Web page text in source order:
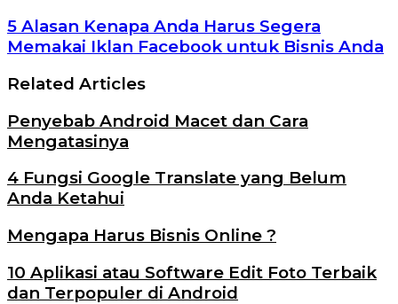
5 Alasan Kenapa Anda Harus Segera
Memakai Iklan Facebook untuk Bisnis Anda
Related Articles
Penyebab Android Macet dan Cara
Mengatasinya
4 Fungsi Google Translate yang Belum
Anda Ketahui
Mengapa Harus Bisnis Online ?
10 Aplikasi atau Software Edit Foto Terbaik
dan Terpopuler di Android